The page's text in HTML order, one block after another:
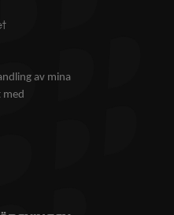
av mina
med